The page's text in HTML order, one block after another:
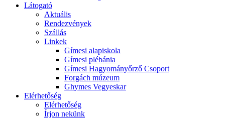
Látogató
Aktuális
Rendezvények
Szállás
Linkek
Gímesi alapiskola
Gímesi plébánia
Gímesi Hagyományőrző Csoport
Forgách múzeum
Ghymes Vegyeskar
Elérhetőség
Elérhetőség
Írjon nekünk